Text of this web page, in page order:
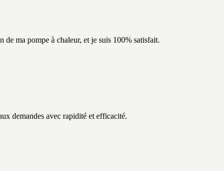
ma pompe à chaleur, et je suis 100% satisfait.
demandes avec rapidité et efficacité.